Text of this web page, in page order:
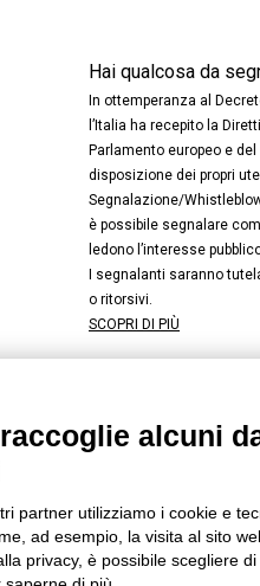
Hai qualcosa da
In ottemperanza al
l’Italia ha recepito la
Parlamento europeo e
disposizione dei propri
Segnalazione/
è possibile segnalare
ledono l’interesse
I segnalanti saranno
o ritorsivi.
SCOPRI DI PIÙ
INSTAGRAM
Cookie
alcuni
partner utilizziamo i cookie e
ad esempio, la visita al sito
privacy, è possibile scegliere